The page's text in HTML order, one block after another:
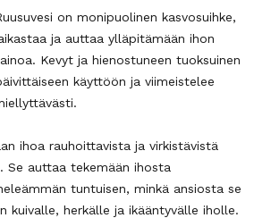
on monipuolinen kasvosuihke,
ja auttaa ylläpitämään ihon
Kevyt ja hienostuneen tuoksuinen
käyttöön ja viimeistelee
ihoa rauhoittavista ja virkistävistä
Se auttaa tekemään ihosta
tuntuisen, minkä ansiosta se
kuivalle, herkälle ja ikääntyvälle iholle.